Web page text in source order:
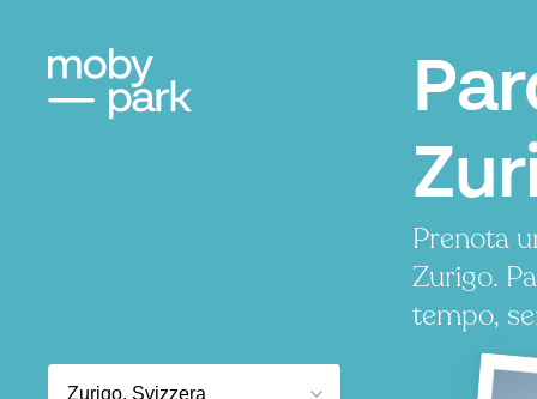
Prenota
Zurigo.
tempo,